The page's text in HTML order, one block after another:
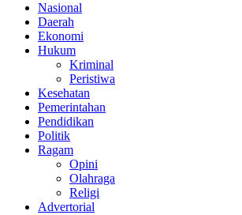
Nasional
Daerah
Ekonomi
Hukum
Kriminal
Peristiwa
Kesehatan
Pemerintahan
Pendidikan
Politik
Ragam
Opini
Olahraga
Religi
Advertorial